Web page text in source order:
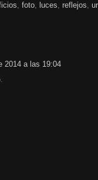
, foto, luces, reflejos,
2014 a las 19:04